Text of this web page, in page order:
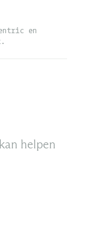
en
helpen